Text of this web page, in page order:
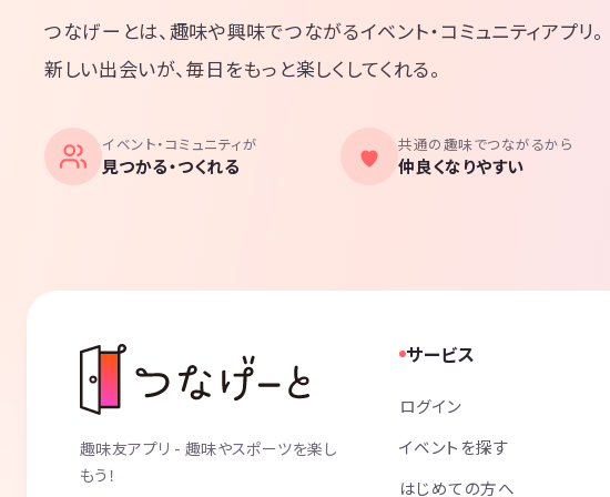
つなげーとは、趣味や興味でつながるイベント・コミュニティアプリ。
新しい出会いが、毎日をもっと楽しくしてくれる。
イベント・コミュニティが
見つかる・つくれる
共通の趣味でつながるから
仲良くなりやすい
趣味友アプリ - 趣味やスポーツを楽し
もう！
サービス
ログイン
イベントを探す
はじめての方へ